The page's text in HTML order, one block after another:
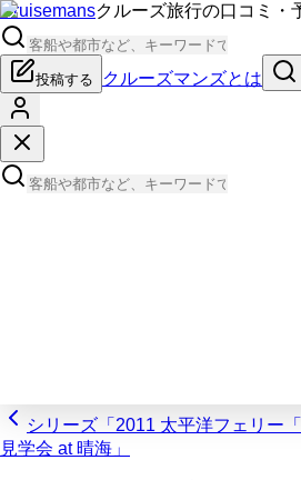
Cruisemansクルーズ旅行の口コミ・
投稿する クルーズマンズとは
シリーズ「2011 太平洋フェリー
見学会 at 晴海」